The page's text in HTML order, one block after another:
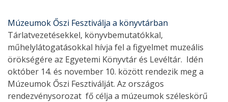
Múzeumok Őszi Fesztiválja a könyvtárban
Tárlatvezetésekkel, könyvbemutatókkal,
műhelylátogatásokkal hívja fel a figyelmet muzeális
örökségére az Egyetemi Könyvtár és Levéltár. Idén
október 14. és november 10. között rendezik meg a
Múzeumok Őszi Fesztiválját. Az országos
rendezvénysorozat fő célja a múzeumok széleskörű